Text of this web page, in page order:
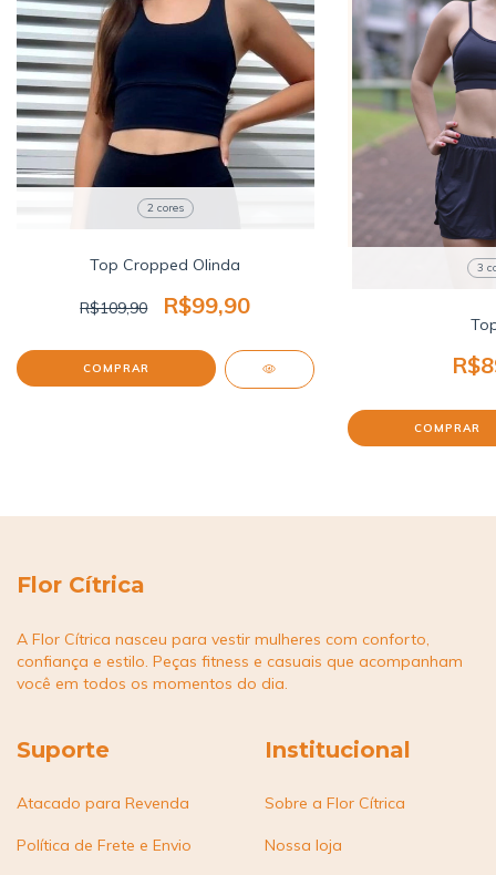
2 cores
Top Cropped Olinda
R$109,90 R$99,90
COMPRAR
3
COMPRAR
Flor Cítrica
A Flor Cítrica nasceu para vestir mulheres com conforto,
confiança e estilo. Peças fitness e casuais que acompanham
você em todos os momentos do dia.
Suporte
Atacado para Revenda
Política de Frete e Envio
Institucional
Sobre a Flor Cítrica
Nossa loja